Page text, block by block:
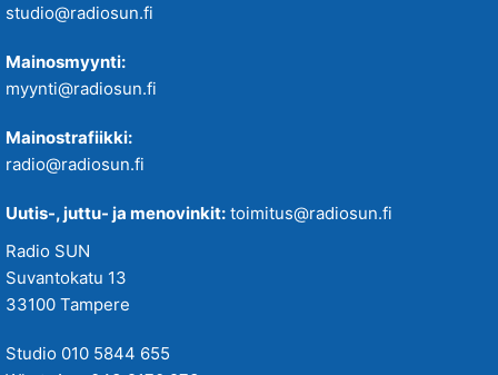
studio@radiosun.fi
Mainosmyynti:
myynti@radiosun.fi
Mainostrafiikki:
radio@radiosun.fi
Uutis-, juttu- ja menovinkit: toimitus@radiosun.fi
Radio SUN
Suvantokatu 13
33100 Tampere
Studio 010 5844 655